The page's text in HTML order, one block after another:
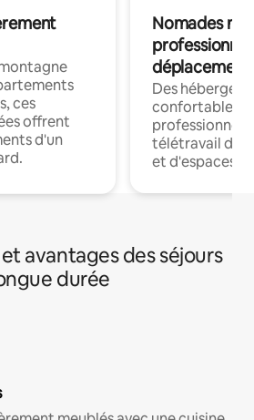
ces
offrent
d'un
Nomades
déplacement
Des
confortables
professionnels
télétravail
et d'espaces
avantages des séjours
durée